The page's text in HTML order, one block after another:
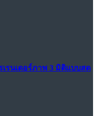
เรนเดอร์ภาพ 3 มิติแบบสด